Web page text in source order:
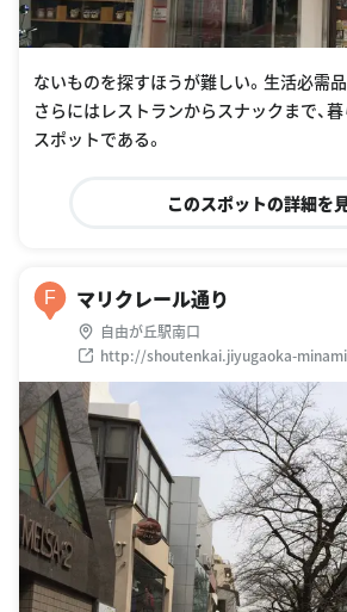
ないものを探すほうが難しい。生活必需
さらにはレストランからスナックまで、
スポットである。
このスポットの詳細を
F マリクレール通り
自由が丘駅南口
http://shoutenkai.jiyugaoka-